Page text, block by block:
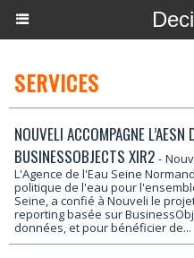
SERVICES
NOUVELI ACCOMPAGNE
BUSINESSOBJECTS XIR2 -
L'Agence de l'Eau Seine
politique de l'eau pour
Seine, a confié à Nouveli le
reporting basée sur
données, et pour bénéficier de...